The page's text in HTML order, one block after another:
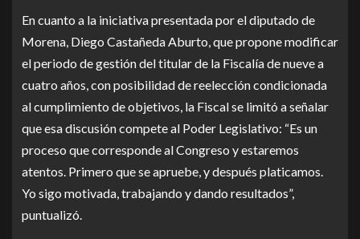
En cuanto a la iniciativa presentada por el diputado de
Morena, Diego Castañeda Aburto, que propone modificar
el periodo de gestión del titular de la Fiscalía de nueve a
cuatro años, con posibilidad de reelección condicionada
al cumplimiento de objetivos, la Fiscal se limitó a señalar
que esa discusión compete al Poder Legislativo: “Es un
proceso que corresponde al Congreso y estaremos
atentos. Primero que se apruebe, y después platicamos.
Yo sigo motivada, trabajando y dando resultados”,
puntualizó.